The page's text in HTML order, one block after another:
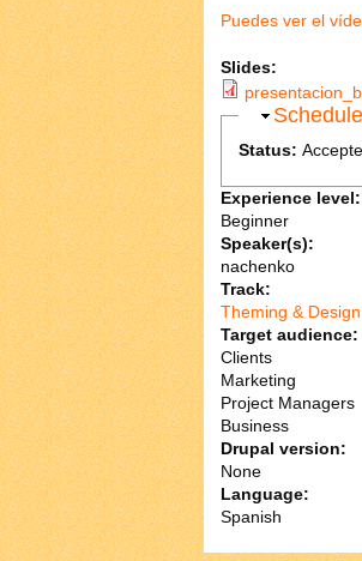
Puedes ver el
Slides:
Ocultar
Status:
Experience level:
Beginner
Speaker(s):
nachenko
Track:
Theming &
Target audience:
Clients
Marketing
Project Managers
Business
Drupal version:
None
Language:
Spanish